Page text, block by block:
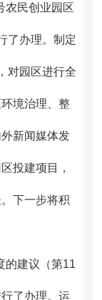
农民创业园区
了办理。 制定
对园区进行全
境治理、整
新闻媒体发
投建项目，
下一步将积
的建议（第11
了办理。 运